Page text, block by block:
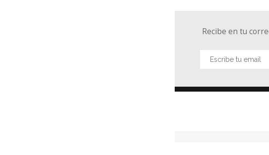
Recibe en tu